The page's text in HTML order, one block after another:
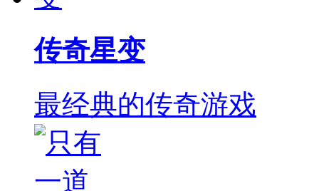
传奇星变
最经典的传奇游戏